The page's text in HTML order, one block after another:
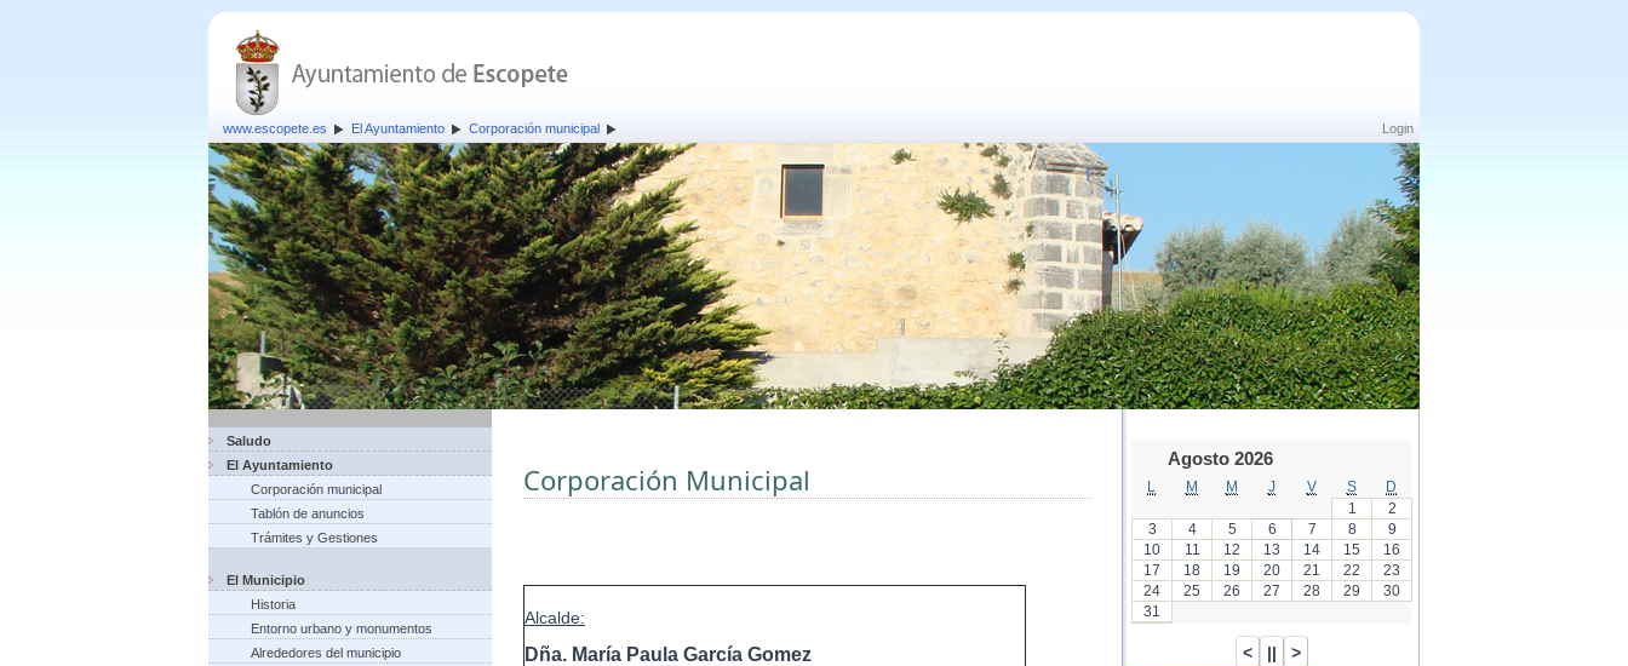
Login
www.escopete.es El Ayuntamiento Corporación municipal
Saludo
El Ayuntamiento
Corporación municipal
Tablón de anuncios
Trámites y Gestiones
El Municipio
Historia
Entorno urbano y monumentos
Alrededores del municipio
Corporación Municipal
Alcalde:
Dña. María Paula García Gomez
Agosto 2026
M M J V S
D
1
2
3
4 5 6 7 8
9
10
11 12 13 14 15
16
17
18 19 20 21 22
23
24
25 26 27 28 29
30
31